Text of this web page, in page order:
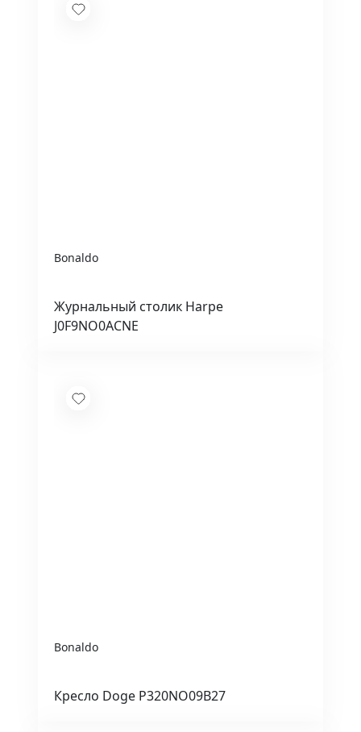
Bonaldo
Журнальный столик Harpe
J0F9NO0ACNE
Bonaldo
Кресло Doge P320NO09B27